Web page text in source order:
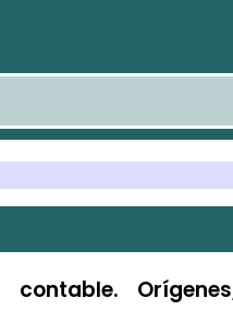
contable.